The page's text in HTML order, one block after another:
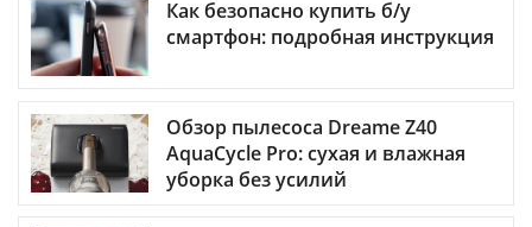
Как безопасно купить б/у
смартфон: подробная инструкция
Обзор пылесоса Dreame Z40
AquaCycle Pro: сухая и влажная
уборка без усилий